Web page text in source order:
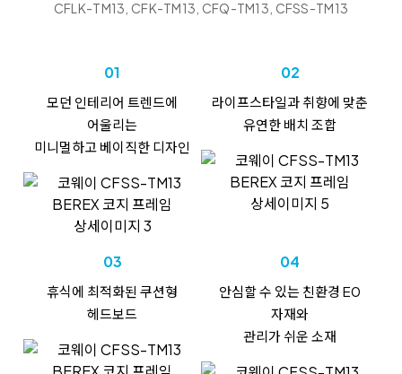
CFLK-TM13, CFK-TM13, CFQ-TM13, CFSS-TM13
01
모던 인테리어 트렌드에
어울리는
미니멀하고 베이직한 디자인
02
라이프스타일과 취향에 맞춘
유연한 배치 조합
03
휴식에 최적화된 쿠션형
헤드보드
04
안심할 수 있는 친환경 E0
자재와
관리가 쉬운 소재